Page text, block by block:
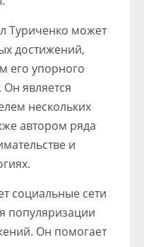
Туриченко может
достижений,
его упорного
Он является
нескольких
автором ряда
и
социальные сети
популяризации
Он помогает